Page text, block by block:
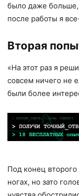
было даже больше,
после работы я
Вторая
«На этот раз я
совсем ничего не
были более
Под конец
ногах, но зато